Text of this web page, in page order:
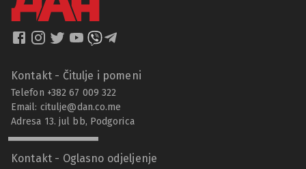
Kontakt - Čitulje i pomeni
Telefon +382 67 009 322
Email: citulje@dan.co.me
Adresa 13. jul bb, Podgorica
Kontakt - Oglasno odjeljenje